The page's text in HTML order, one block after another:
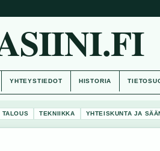
YHTEYSTIEDOT HISTORIA
TALOUS TEKNIIKKA YHTEISKUNTA JA